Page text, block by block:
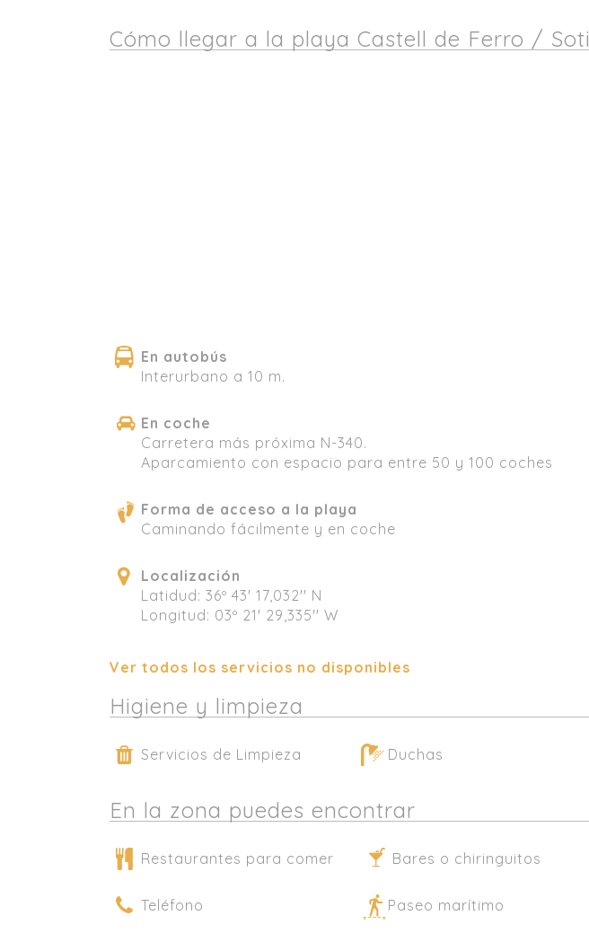
Cómo llegar a la playa Castell de Ferro /
En autobús
Interurbano a 10 m.
En coche
Carretera más próxima N-340.
Aparcamiento con espacio para entre 50 y 100 coches
Forma de acceso a la playa
Caminando fácilmente y en coche
Localización
Latidud: 36º 43' 17,032'' N
Longitud: 03º 21' 29,335'' W
Ver todos los servicios no disponibles
Higiene y limpieza
Servicios de Limpieza Duchas
En la zona puedes encontrar
Restaurantes para comer Bares o chiringuitos
Teléfono Paseo marítimo